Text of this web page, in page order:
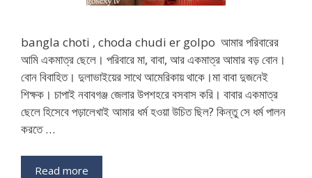
bangla choti , choda chudi er golpo আমার পরিবারের
আমি একমাত্র ছেলে। পরিবারে মা, বাবা, আর একমাত্র আমার বড় বোন।
বোন বিবাহিত। দুলাভাইয়ের সাথে আমেরিকায় থাকে।মা বাবা দুজনেই
শিক্ষক। চাপাই নবাবগঞ্জ জেলার উপশহরে বসবাস করি। বাবার একমাত্র
ছেলে হিসেবে পড়ালেখাই আমার ধর্ম হওয়া উচিত ছিল? কিন্তু সে ধর্ম পালন
করতে …
Read more